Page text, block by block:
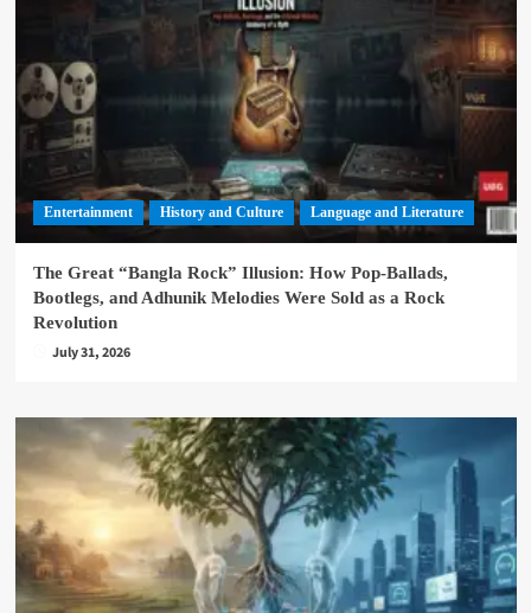
Entertainment History and Culture Language and Literature
The Great “Bangla Rock” Illusion: How Pop-Ballads,
Bootlegs, and Adhunik Melodies Were Sold as a Rock
Revolution
July 31, 2026